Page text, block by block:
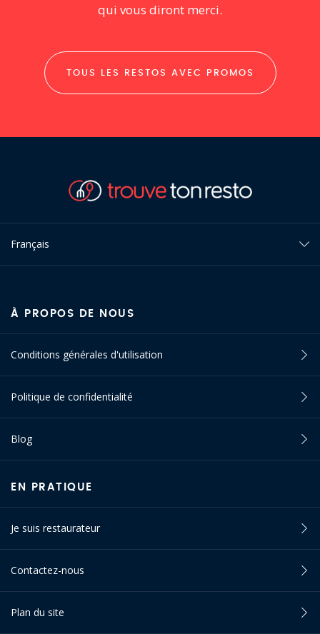
qui vous diront merci.
TOUS LES RESTOS AVEC PROMOS
Français
À PROPOS DE NOUS
Conditions générales d'utilisation
Politique de confidentialité
Blog
EN PRATIQUE
Je suis restaurateur
Contactez-nous
Plan du site